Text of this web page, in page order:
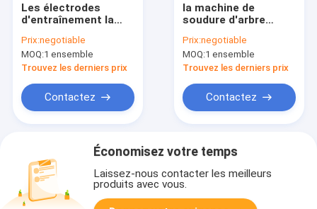
Les électrodes
d'entraînement la
d'arbre automatique
pour la maille de
petit pain du
1.3mm
Prix:negotiable
MOQ:1 ensemble
Trouvez les derniers prix
Contactez
la machine de
soudure d'arbre
Signage de la clôture
5kw a galvanisé la
segmentation de fil
Prix:negotiable
MOQ:1 ensemble
Trouvez les derniers prix
Contactez
Économisez votre temps
Laissez-nous contacter les meilleurs
produits avec vous.